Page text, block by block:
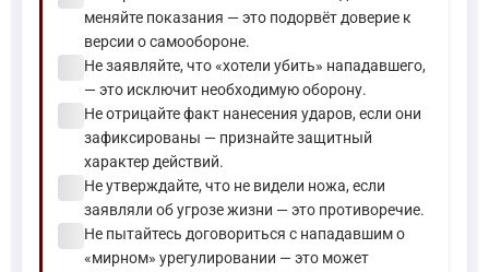
меняйте показания — это подорвёт доверие к
версии о самообороне.
Не заявляйте, что «хотели убить» нападавшего,
— это исключит необходимую оборону.
Не отрицайте факт нанесения ударов, если они
зафиксированы — признайте защитный
характер действий.
Не утверждайте, что не видели ножа, если
заявляли об угрозе жизни — это противоречие.
Не пытайтесь договориться с нападавшим о
«мирном» урегулировании — это может